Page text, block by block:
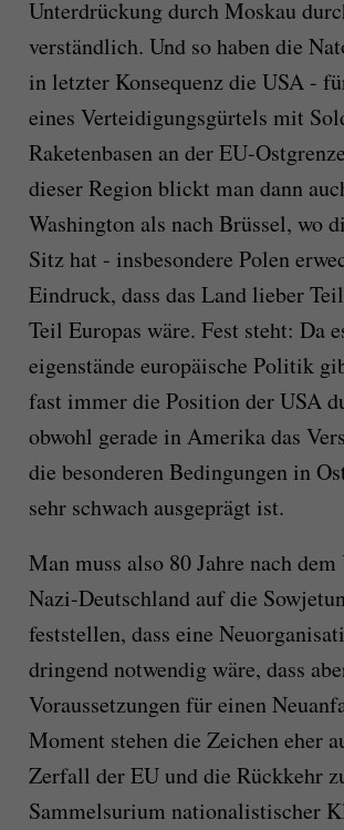
Unterdrückung durch Moskau
verständlich. Und so haben die
in letzter Konsequenz die USA -
eines Verteidigungsgürtels mit
Raketenbasen an der EU-
dieser Region blickt man dann
Washington als nach Brüssel, wo
Sitz hat - insbesondere Polen
Eindruck, dass das Land lieber
Teil Europas wäre. Fest steht: Da
eigenstände europäische Politik
fast immer die Position der USA
obwohl gerade in Amerika das
die besonderen Bedingungen in
sehr schwach ausgeprägt ist.
Man muss also 80 Jahre nach
Nazi-Deutschland auf die
feststellen, dass eine
dringend notwendig wäre, dass
Voraussetzungen für einen
Moment stehen die Zeichen eher
Zerfall der EU und die Rückkehr
Sammelsurium nationalistischer